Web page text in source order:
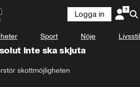
Logga in
Sport Nöje Livsstil
inte ska skjuta
skottmöjligheten